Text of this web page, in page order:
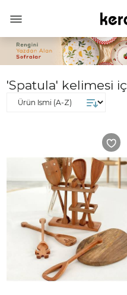
'Spatula' kelimesi